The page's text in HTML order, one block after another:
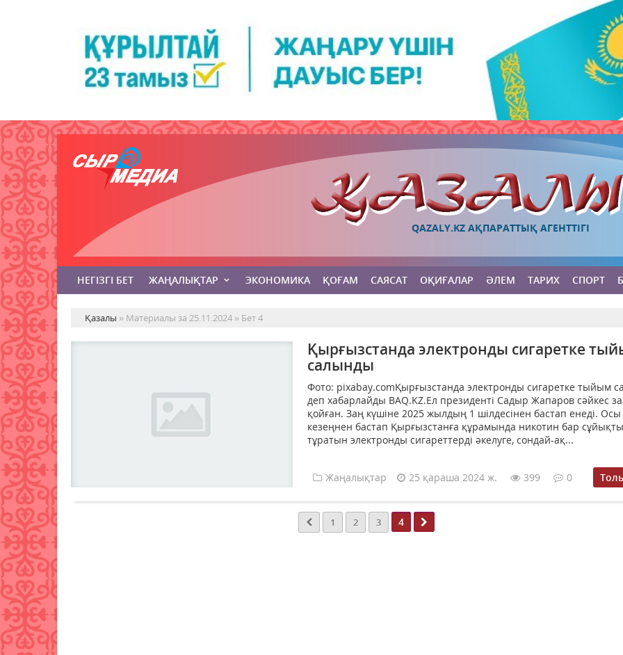
QAZALY.KZ АҚПАРАТТЫҚ АГЕНТТІГІ
НЕГІЗГІ БЕТ ЖАҢАЛЫҚТАР ЭКОНОМИКА ҚОҒАМ САЯСАТ ОҚИҒАЛАР ӘЛЕМ ТАРИХ СПОРТ
Қазалы » Материалы за 25.11.2024 » Бет 4
Қырғызстанда электронды сигаретке
салынды
Фото: pixabay.comҚырғызстанда электронды сигаретке тыйым
деп хабарлайды BAQ.KZ.Ел президенті Садыр Жапаров сәйкес
қойған. Заң күшіне 2025 жылдың 1 шілдесінен бастап енеді. Осы
кезеңнен бастап Қырғызстанға құрамында никотин бар
тұратын электронды сигареттерді әкелуге, сондай-ақ...
Жаңалықтар 25 қараша 2024 ж. 399 0
1 2 3 4